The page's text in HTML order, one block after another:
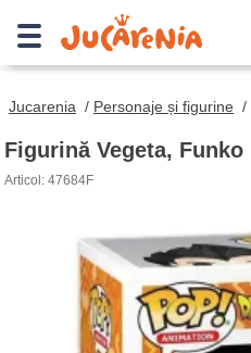
Jucarenia / Personaje și figurine /
Figurină Vegeta, Funko
Articol: 47684F